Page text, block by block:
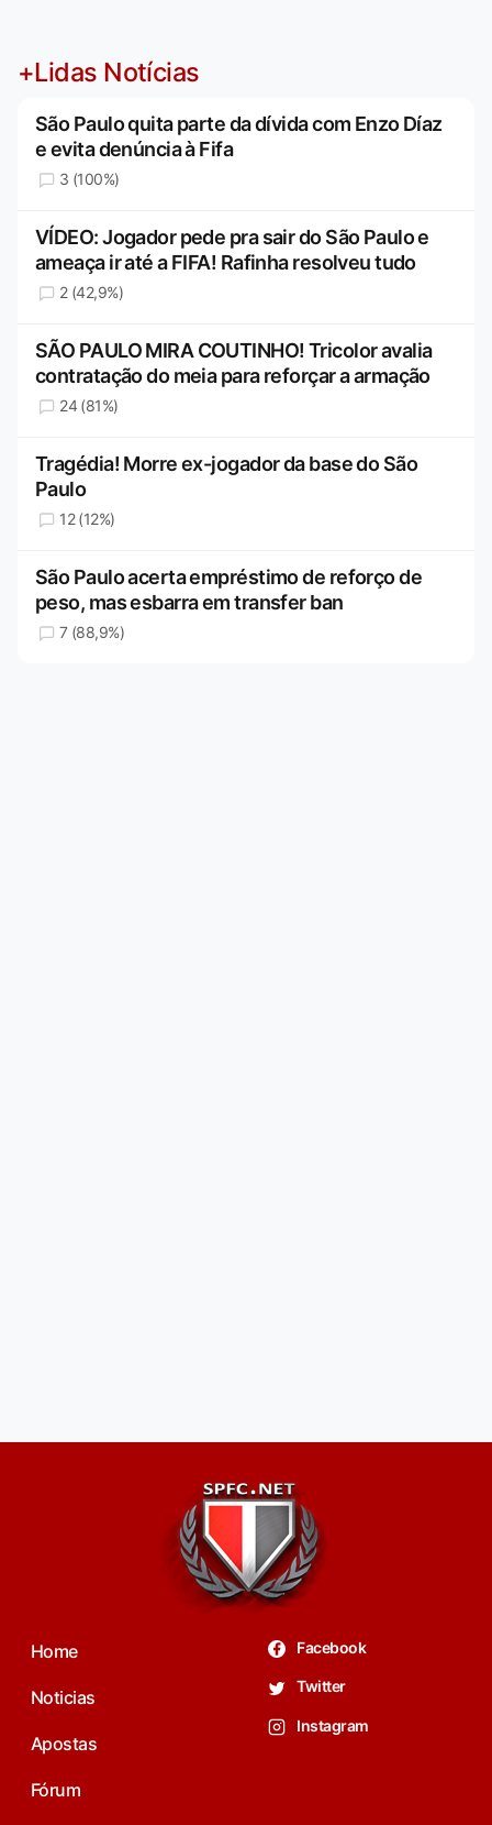
+Lidas Notícias
São Paulo quita parte da dívida com Enzo Díaz
e evita denúncia à Fifa
3 (100%)
VÍDEO: Jogador pede pra sair do São Paulo e
ameaça ir até a FIFA! Rafinha resolveu tudo
2 (42,9%)
SÃO PAULO MIRA COUTINHO! Tricolor avalia
contratação do meia para reforçar a armação
24 (81%)
Tragédia! Morre ex-jogador da base do São
Paulo
12 (12%)
São Paulo acerta empréstimo de reforço de
peso, mas esbarra em transfer ban
7 (88,9%)
Home
Noticias
Apostas
Fórum
Facebook
Twitter
Instagram